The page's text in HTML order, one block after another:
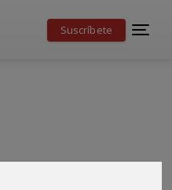
Suscríbete